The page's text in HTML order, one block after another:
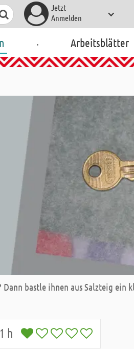
Jetzt
Anmelden
. Arbeitsblätter
bastle ihnen aus Salzteig ein
h